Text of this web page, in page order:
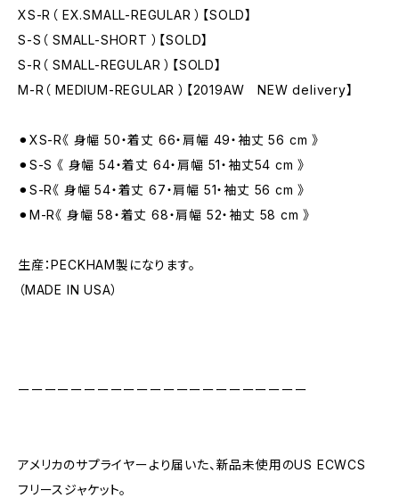
XS-R（ EX.SMALL-REGULAR ）【SOLD】
S-S（ SMALL-SHORT ）【SOLD】
S-R（ SMALL-REGULAR ）【SOLD】
M-R（ MEDIUM-REGULAR ）【2019AW NEW delivery】
⚫︎XS-R《 身幅 50・着丈 66・肩幅 49・袖丈 56 cm 》
⚫︎S-S 《 身幅 54・着丈 64・肩幅 51・袖丈54 cm 》
⚫︎S-R《 身幅 54・着丈 67・肩幅 51・袖丈 56 cm 》
⚫︎M-R《 身幅 58・着丈 68・肩幅 52・袖丈 58 cm 》
生産：PECKHAM製になります。
（MADE IN USA）
ーーーーーーーーーーーーーーーーーーーーーー
アメリカのサプライヤーより届いた、新品未使用のUS ECWCS
フリースジャケット。